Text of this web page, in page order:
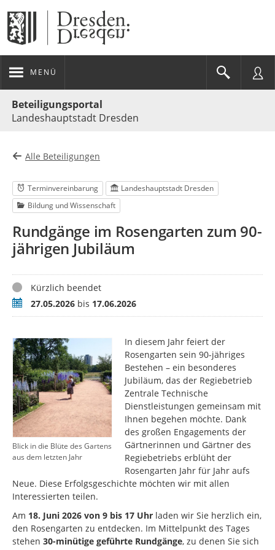
MENÜ
Beteiligungsportal
Landeshauptstadt Dresden
Alle Beteiligungen
Terminvereinbarung
Landeshauptstadt Dresden
Bildung und Wissenschaft
Rundgänge im Rosengarten zum 90-
jährigen Jubiläum
StatusKürzlich beendet
Zeitraum27.05.2026 bis 17.06.2026
Blick in die Blüte des Gartens
aus dem letzten Jahr
In diesem Jahr feiert der
Rosengarten sein 90-jähriges
Bestehen – ein besonderes
Jubiläum, das der Regiebetrieb
Zentrale Technische
Dienstleistungen gemeinsam mit
Ihnen begehen möchte. Dank
des großen Engagements der
Gärtnerinnen und Gärtner des
Regiebetriebs erblüht der
Rosengarten Jahr für Jahr aufs
Neue. Diese Erfolgsgeschichte möchten wir mit allen
Interessierten teilen.
Am 18. Juni 2026 von 9 bis 17 Uhr laden wir Sie herzlich ein,
den Rosengarten zu entdecken. Im Mittelpunkt des Tages
stehen 30-minütige geführte Rundgänge, zu denen Sie sich